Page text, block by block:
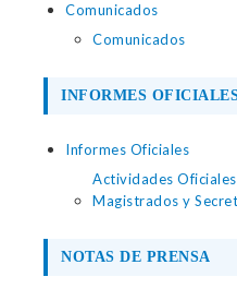
Comunicados
Comunicados
INFORMES
Informes Oficiales
Actividades
Magistrados y
NOTAS DE PRENSA